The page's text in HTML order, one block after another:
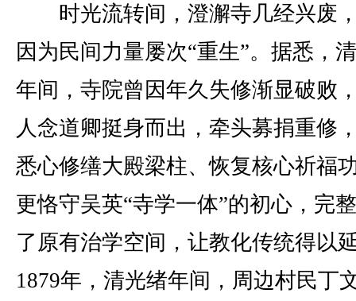
时光流转间，澄澥寺几经兴废
因为民间力量屡次“重生”。据悉，
年间，寺院曾因年久失修渐显破败
人念道卿挺身而出，牵头募捐重修
悉心修缮大殿梁柱、恢复核心祈福
更恪守吴英“寺学一体”的初心，完
了原有治学空间，让教化传统得以
1879年，清光绪年间，周边村民丁